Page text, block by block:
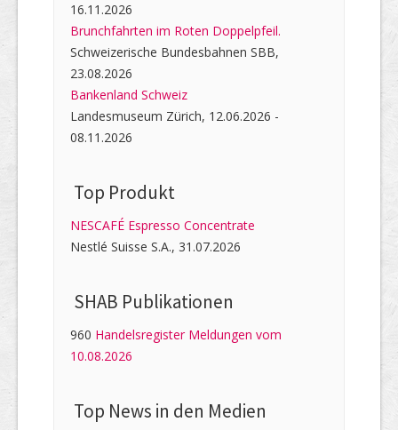
16.11.2026
Brunchfahrten im Roten Doppelpfeil.
Schweizerische Bundesbahnen SBB,
23.08.2026
Bankenland Schweiz
Landesmuseum Zürich, 12.06.2026 -
08.11.2026
Top Produkt
NESCAFÉ Espresso Concentrate
Nestlé Suisse S.A., 31.07.2026
SHAB Publi­kati­onen
960 Handelsregister Meldungen vom
10.08.2026
Top News in den Medien